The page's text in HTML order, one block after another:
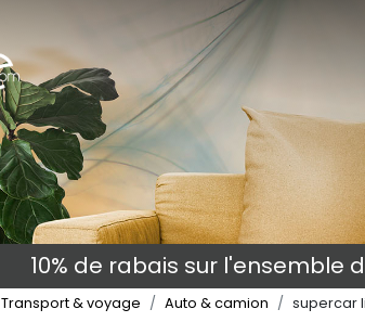
10% de rabais sur l'ensemble
Transport & voyage Auto & camion supercar